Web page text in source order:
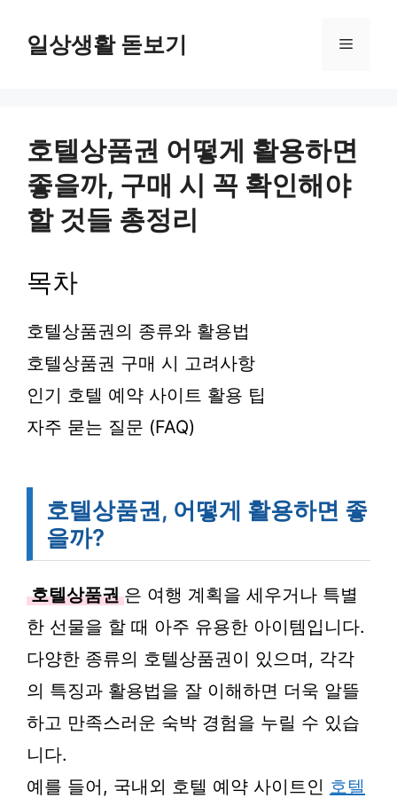
일상생활 돋보기 메
호텔상품권 어떻게 활용하면
좋을까, 구매 시 꼭 확인해야
할 것들 총정리
목차
호텔상품권의 종류와 활용법
호텔상품권 구매 시 고려사항
인기 호텔 예약 사이트 활용 팁
자주 묻는 질문 (FAQ)
호텔상품권, 어떻게 활용하면 좋
을까?
호텔상품권 은 여행 계획을 세우거나 특별
한 선물을 할 때 아주 유용한 아이템입니다.
다양한 종류의 호텔상품권이 있으며, 각각
의 특징과 활용법을 잘 이해하면 더욱 알뜰
하고 만족스러운 숙박 경험을 누릴 수 있습
니다.
예를 들어, 국내외 호텔 예약 사이트인 호텔